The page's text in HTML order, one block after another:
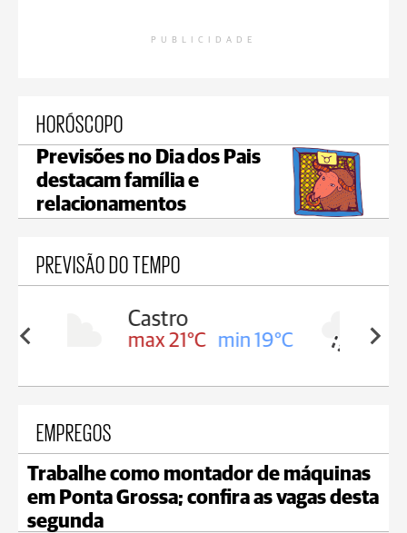
PUBLICIDADE
HORÓSCOPO
Previsões no Dia dos Pais
destacam família e
relacionamentos
PREVISÃO DO TEMPO
19°C
Carambeí
max 20°C min 19°C
EMPREGOS
Trabalhe como montador de máquinas
em Ponta Grossa; confira as vagas desta
segunda